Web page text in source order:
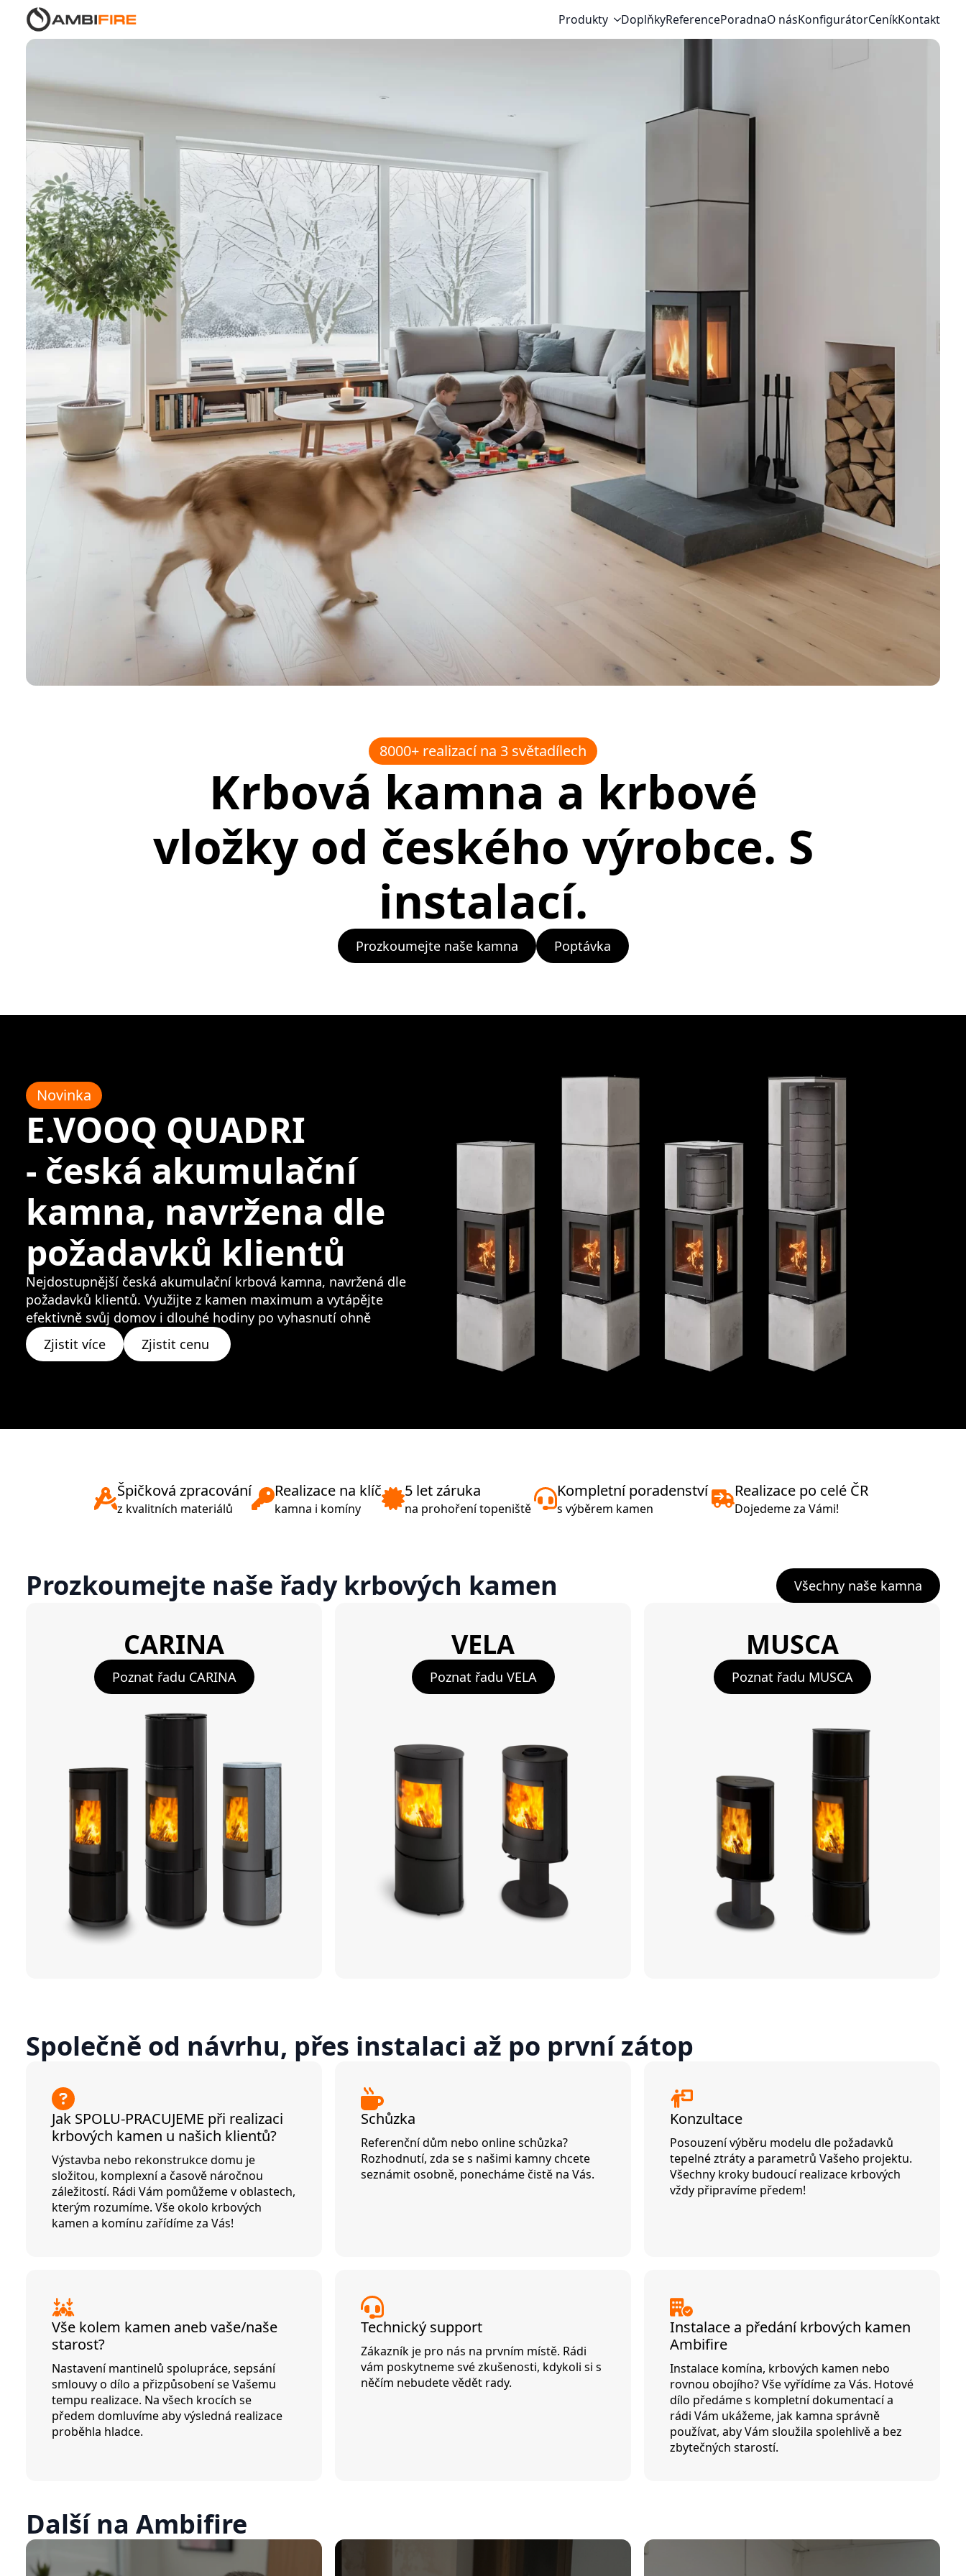
Produkty DoplňkyReferencePoradnaO násKonfigurátorCeníkKontakt
8000+ realizací na 3 světadílech
Krbová kamna a krbové
vložky od českého výrobce. S
instalací.
Prozkoumejte naše kamna Poptávka
Novinka
E.VOOQ QUADRI
- česká akumulační
kamna, navržena dle
požadavků klientů
Nejdostupnější česká akumulační krbová kamna, navržená dle
požadavků klientů. Využijte z kamen maximum a vytápějte
efektivně svůj domov i dlouhé hodiny po vyhasnutí ohně
Zjistit více
Zjistit cenu
Špičková zpracování
z kvalitních materiálů
Realizace na klíč
kamna i komíny
5 let záruka
na prohoření topeniště
Kompletní poradenství
s výběrem kamen
Realizace po celé ČR
Dojedeme za Vámi!
Prozkoumejte naše řady krbových kamen Všechny naše kamna
CARINA
Poznat řadu CARINA
VELA
Poznat řadu VELA
MUSCA
Poznat řadu MUSCA
Společně od návrhu, přes instalaci až po první zátop
Jak SPOLU-PRACUJEME při realizaci
krbových kamen u našich klientů?
Výstavba nebo rekonstrukce domu je
složitou, komplexní a časově náročnou
záležitostí. Rádi Vám pomůžeme v oblastech,
kterým rozumíme. Vše okolo krbových
kamen a komínu zařídíme za Vás!
Schůzka
Referenční dům nebo online schůzka?
Rozhodnutí, zda se s našimi kamny chcete
seznámit osobně, ponecháme čistě na Vás.
Konzultace
Posouzení výběru modelu dle požadavků
tepelné ztráty a parametrů Vašeho projektu.
Všechny kroky budoucí realizace krbových
vždy připravíme předem!
Vše kolem kamen aneb vaše/naše
starost?
Nastavení mantinelů spolupráce, sepsání
smlouvy o dílo a přizpůsobení se Vašemu
tempu realizace. Na všech krocích se
předem domluvíme aby výsledná realizace
proběhla hladce.
Technický support
Zákazník je pro nás na prvním místě. Rádi
vám poskytneme své zkušenosti, kdykoli si s
něčím nebudete vědět rady.
Instalace a předání krbových kamen
Ambifire
Instalace komína, krbových kamen nebo
rovnou obojího? Vše vyřídíme za Vás. Hotové
dílo předáme s kompletní dokumentací a
rádi Vám ukážeme, jak kamna správně
používat, aby Vám sloužila spolehlivě a bez
zbytečných starostí.
Další na Ambifire